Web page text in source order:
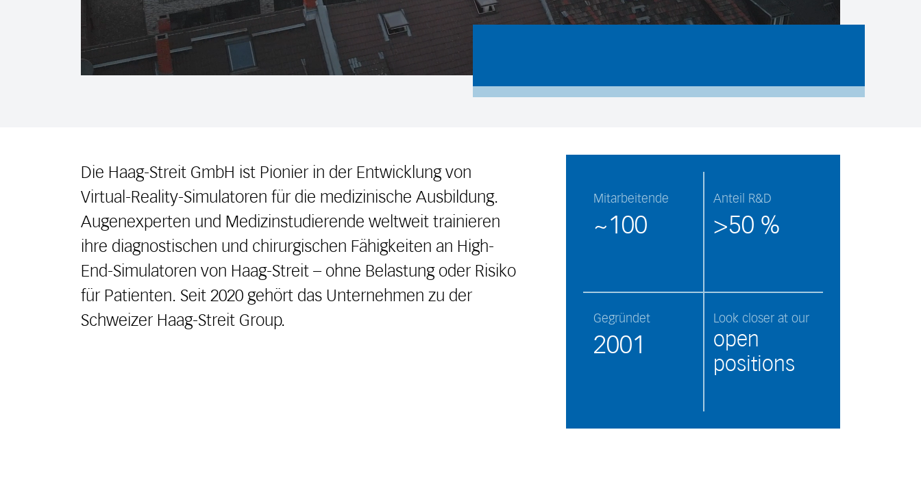
Die Haag-Streit GmbH ist Pionier in der Entwicklung von
Virtual-Reality-Simulatoren für die medizinische Ausbildung.
Augenexperten und Medizinstudierende weltweit trainieren
ihre diagnostischen und chirurgischen Fähigkeiten an High-
End-Simulatoren von Haag-Streit – ohne Belastung oder Risiko
für Patienten. Seit 2020 gehört das Unternehmen zu der
Schweizer Haag-Streit Group.
Mitarbeitende
~100
Anteil R&D
>50 %
Gegründet
2001
Look closer at our
open
positions